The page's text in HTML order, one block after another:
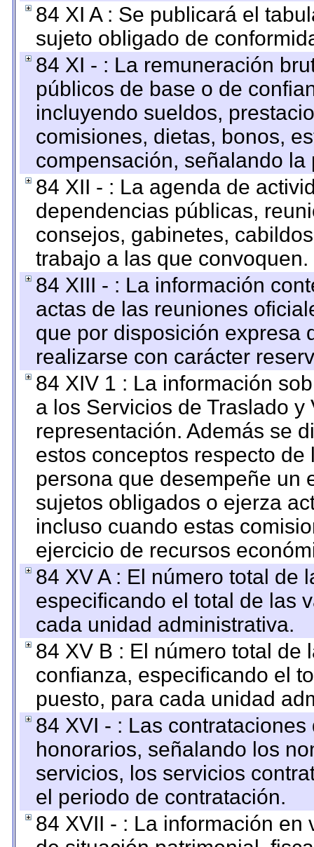
84 XI A : Se publicará el
sujeto obligado de
84 XI - : La remuneración
públicos de base o de
incluyendo sueldos,
comisiones, dietas, bonos,
compensación, señalando
84 XII - : La agenda de
dependencias públicas,
consejos, gabinetes,
trabajo a las que convoquen.
84 XIII - : La información
actas de las reuniones
que por disposición expresa
realizarse con carácter
84 XIV 1 : La información
a los Servicios de Traslado
representación. Además se
estos conceptos respecto
persona que desempeñe un
sujetos obligados o ejerza
incluso cuando estas
ejercicio de recursos
84 XV A : El número total de
especificando el total de las
cada unidad administrativa.
84 XV B : El número total de
confianza, especificando el
puesto, para cada unidad
84 XVI - : Las
honorarios, señalando los
servicios, los servicios
el periodo de contratación.
84 XVII - : La información